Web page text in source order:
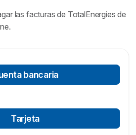
las facturas de TotalEnergies de
bancaria
Tarjeta